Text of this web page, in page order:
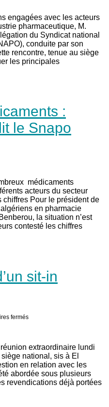
SNAPO…
engagées avec les acteurs
pharmaceutique, M.
du Syndicat national
conduite par son
rencontre, tenue au siège
les principales
:
le Snapo
médicaments
acteurs du secteur
chiffres Pour le président de
en pharmacie
la situation n’est
contesté les chiffres
sit-in
ferméssur
in
national
extraordinaire lundi
national, sis à El
en relation avec les
abordée sous plusieurs
revendications déjà portées